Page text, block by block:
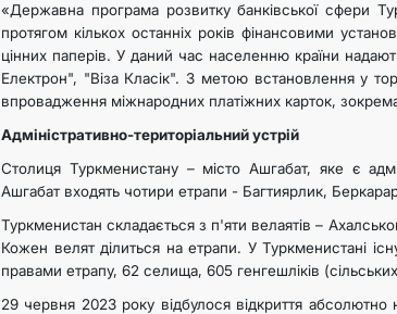
«Державна програма розвитку банківської сфери
протягом кількох останніх років фінансовими
цінних паперів. У даний час населенню країни
Електрон", "Віза Класік". З метою встановлення у
впровадження міжнародних платіжних карток,
Адміністративно-територіальний устрій​
Столиця Туркменистану – місто Ашгабат, яке є
Ашгабат входять чотири етрапи - Багтиярлик,
Туркменистан складається з п'яти велаятів –
Кожен велят ділиться на етрапи. У Туркменистані
правами етрапу, 62 селища, 605 генгешліків
29 червня 2023 року відбулося відкриття